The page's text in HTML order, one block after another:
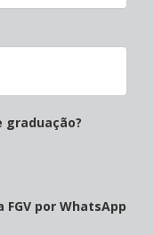
por WhatsApp